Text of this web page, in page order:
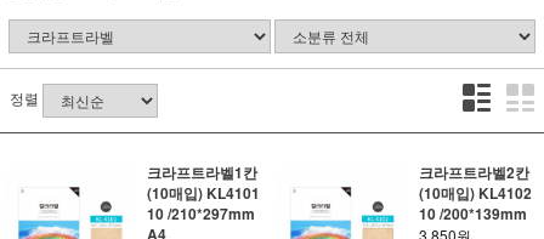
정렬
크라프트라벨1칸
(10매입) KL4101
10 /210*297mm
A4
크라프트라벨2칸
(10매입) KL4102
10 /200*139mm
3,850원